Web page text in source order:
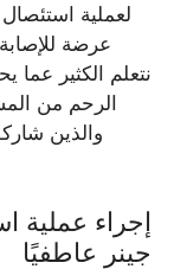
لعملية استئصال
عرضة
نتعلم الكثير
والذين
إجراء
جينر عاطفيًا